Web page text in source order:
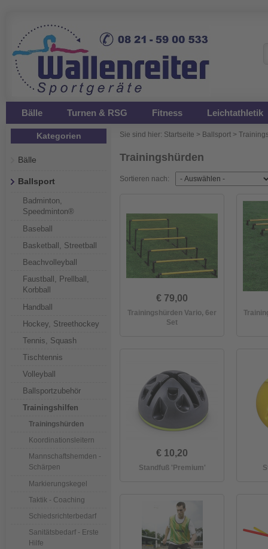
Bälle Turnen & RSG Fitness Leichtathletik
Kategorien
Bälle
Ballsport
Badminton,
Speedminton®
Baseball
Basketball, Streetball
Beachvolleyball
Faustball, Prellball,
Korbball
Handball
Hockey, Streethockey
Tennis, Squash
Tischtennis
Volleyball
Ballsportzubehör
Trainingshilfen
Trainingshürden
Koordinationsleitern
Mannschaftshemden -
Schärpen
Markierungskegel
Taktik - Coaching
Schiedsrichterbedarf
Sanitätsbedarf - Erste
Hilfe
Sie sind hier: Startseite > Ballsport >
Trainingshürden
Sortieren nach:
€ 79,00
Trainingshürden Vario, 6er
Set
€ 10,20
Standfuß 'Premium'